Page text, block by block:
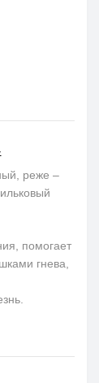
реже –
помогает
гнева,